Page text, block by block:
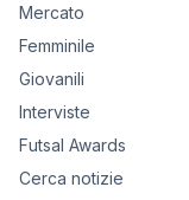
Mercato
Femminile
Giovanili
Interviste
Futsal Awards
Cerca notizie